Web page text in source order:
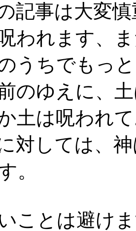
記事は大変
われます、
うちでもっ
のゆえに、
土は呪われ
対しては、
。
ことは避け